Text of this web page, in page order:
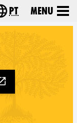
your
pt Menu